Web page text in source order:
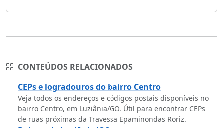
CONTEÚDOS RELACIONADOS
CEPs e logradouros do bairro Centro
Veja todos os endereços e códigos postais disponíveis no
bairro Centro, em Luziânia/GO. Útil para encontrar CEPs
de ruas próximas da Travessa Epaminondas Roriz.